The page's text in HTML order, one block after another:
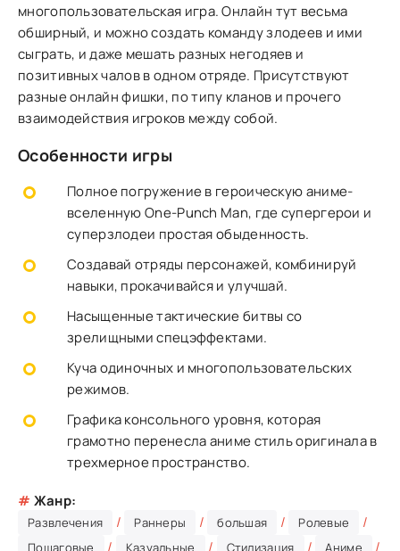
многопользовательская игра. Онлайн тут весьма
обширный, и можно создать команду злодеев и ими
сыграть, и даже мешать разных негодяев и
позитивных чалов в одном отряде. Присутствуют
разные онлайн фишки, по типу кланов и прочего
взаимодействия игроков между собой.
Особенности игры
Полное погружение в героическую аниме-
вселенную One-Punch Man, где супергерои и
суперзлодеи простая обыденность.
Создавай отряды персонажей, комбинируй
навыки, прокачивайся и улучшай.
Насыщенные тактические битвы со
зрелищными спецэффектами.
Куча одиночных и многопользовательских
режимов.
Графика консольного уровня, которая
грамотно перенесла аниме стиль оригинала в
трехмерное пространство.
# Жанр:
Развлечения / Раннеры / большая / Ролевые /
Пошаговые / Казуальные / Стилизация / Аниме /